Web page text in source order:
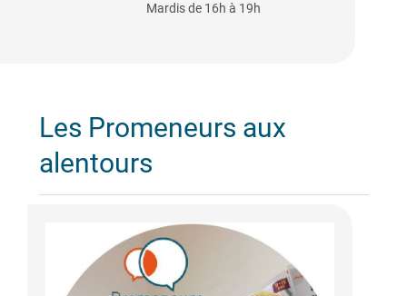
Mardis de 16h à 19h
Les Promeneurs aux
alentours